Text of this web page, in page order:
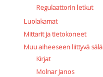
Regulaattorin letkut
Luolakamat
Mittarit ja tietokoneet
Muu aiheeseen liittyvä sälä
Kirjat
Molnar Janos